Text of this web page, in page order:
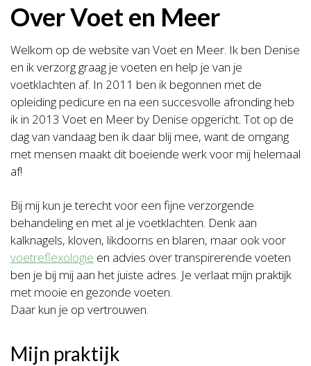
Over Voet en Meer
Welkom op de website van Voet en Meer. Ik ben Denise
en ik verzorg graag je voeten en help je van je
voetklachten af. In 2011 ben ik begonnen met de
opleiding pedicure en na een succesvolle afronding heb
ik in 2013 Voet en Meer by Denise opgericht. Tot op de
dag van vandaag ben ik daar blij mee, want de omgang
met mensen maakt dit boeiende werk voor mij helemaal
af!
Bij mij kun je terecht voor een fijne verzorgende
behandeling en met al je voetklachten. Denk aan
kalknagels, kloven, likdoorns en blaren, maar ook voor
voetreflexologie en advies over transpirerende voeten
ben je bij mij aan het juiste adres. Je verlaat mijn praktijk
met mooie en gezonde voeten.
Daar kun je op vertrouwen.
Mijn praktijk